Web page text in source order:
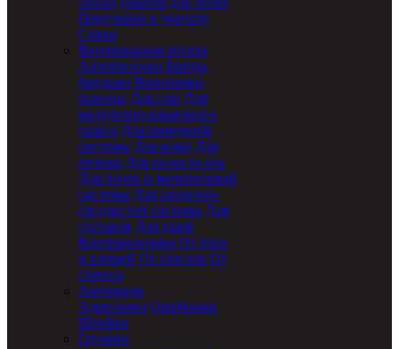
Приучение к унитазу
Совки
Ветеринарная аптека
Антибиотики Бинты,
бандажи Воротники,
попоны Для глаз Для
желудочно-кишечного
тракта Для иммунной
системы Для кожи Для
печени Для полости рта
Для почек и мочеполовой
системы Для сердечно-
сосудистой системы Для
суставов Для ушей
Контрацептивы От блох
и клещей От глистов От
стресса
Амуниция
Адресники Ошейники
Шлейки
Груминг